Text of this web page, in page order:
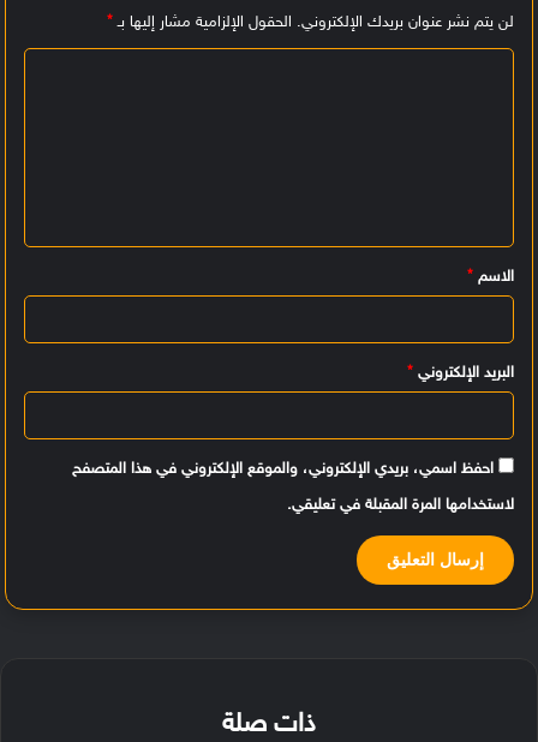
لن يتم نشر عنوان بريدك الإلكتروني. الحقول الإلزامية مشار إليها بـ*
ي
ق
الاسم *
البريد الإلكتروني *
احفظ اسمي، بريدي الإلكتروني، والموقع الإلكتروني في هذا المتصفح
لاستخدامها المرة المقبلة في تعليقي.
ذات صلة